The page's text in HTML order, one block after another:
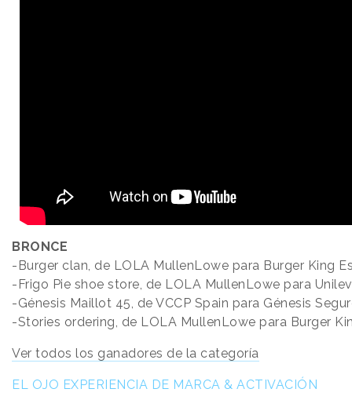
BRONCE
-Burger clan, de LOLA MullenLowe para Burger King
-Frigo Pie shoe store, de LOLA MullenLowe para
-Génesis Maillot 45, de VCCP Spain para Génesis
-Stories ordering, de LOLA MullenLowe para Burger
Ver todos los ganadores de la categoría
EL OJO EXPERIENCIA DE MARCA & ACTIVACIÓN